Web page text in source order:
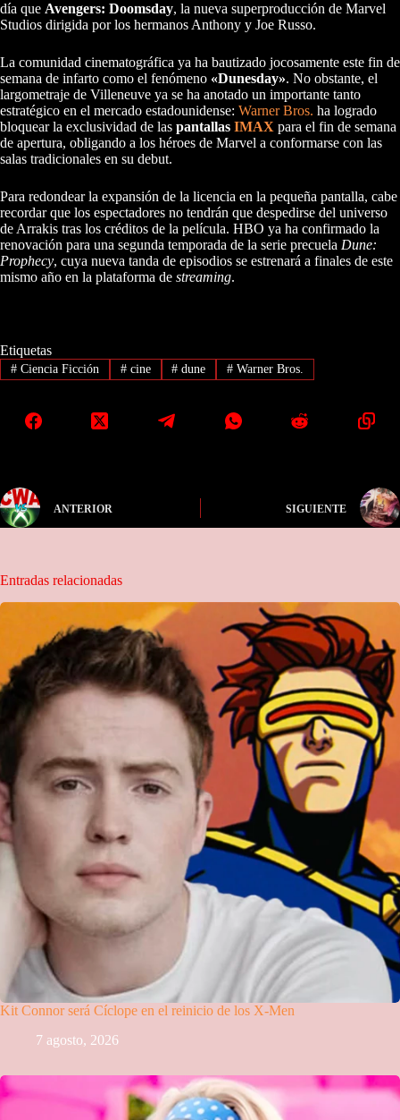
día que Avengers: Doomsday, la nueva superproducción de Marvel
Studios dirigida por los hermanos Anthony y Joe Russo.
La comunidad cinematográfica ya ha bautizado jocosamente este fin de
semana de infarto como el fenómeno «Dunesday». No obstante, el
largometraje de Villeneuve ya se ha anotado un importante tanto
estratégico en el mercado estadounidense: Warner Bros. ha logrado
bloquear la exclusividad de las pantallas IMAX para el fin de semana
de apertura, obligando a los héroes de Marvel a conformarse con las
salas tradicionales en su debut.
Para redondear la expansión de la licencia en la pequeña pantalla, cabe
recordar que los espectadores no tendrán que despedirse del universo
de Arrakis tras los créditos de la película. HBO ya ha confirmado la
renovación para una segunda temporada de la serie precuela Dune:
Prophecy, cuya nueva tanda de episodios se estrenará a finales de este
mismo año en la plataforma de streaming.
Etiquetas
#Ciencia Ficción #cine # dune # Warner Bros.
ANTERIOR SIGUIENTE
Entradas relacionadas
Kit Connor será Cíclope en el reinicio de los X-Men
7 agosto, 2026